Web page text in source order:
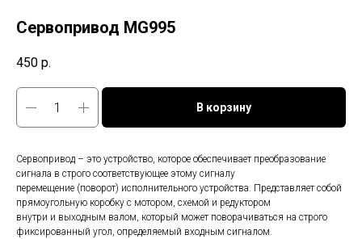
Сервопривод MG995
450 р.
В корзину
Сервопривод – это устройство, которое обеспечивает преобразование
сигнала в строго соответствующее этому сигналу
перемещение (поворот) исполнительного устройства. Представляет собой
прямоугольную коробку с мотором, схемой и редуктором
внутри и выходным валом, который может поворачиваться на строго
фиксированный угол, определяемый входным сигналом.